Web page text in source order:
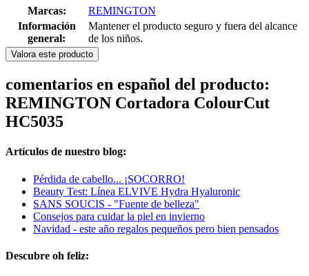
Marcas:
REMINGTON
Información
general:
Mantener el producto seguro y fuera del alcance
de los niños.
Valora este producto
comentarios en español del producto:
REMINGTON Cortadora ColourCut
HC5035
Artículos de nuestro blog:
Pérdida de cabello... ¡SOCORRO!
Beauty Test: Línea ELVIVE Hydra Hyaluronic
SANS SOUCIS - "Fuente de belleza"
Consejos para cuidar la piel en invierno
Navidad - este año regalos pequeños pero bien pensados
Descubre oh feliz: